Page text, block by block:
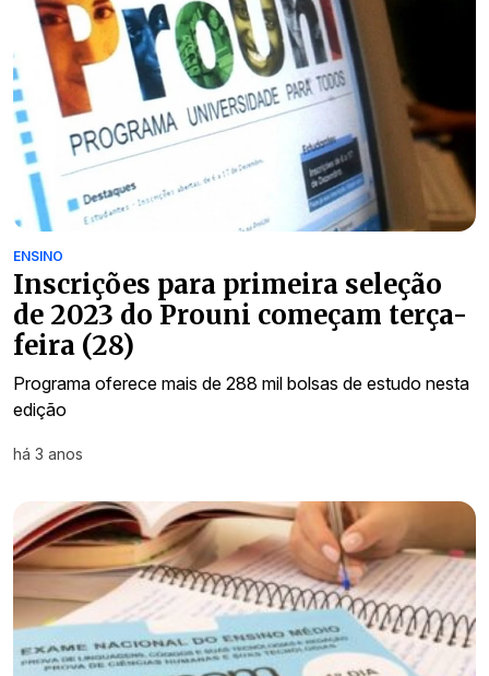
ENSINO
Inscrições para primeira seleção
de 2023 do Prouni começam terça-
feira (28)
Programa oferece mais de 288 mil bolsas de estudo nesta
edição
há 3 anos